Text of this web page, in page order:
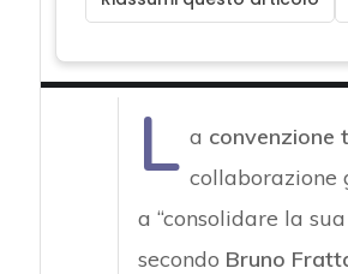
L a convenzione
collaborazione
a “consolidare la
secondo Bruno